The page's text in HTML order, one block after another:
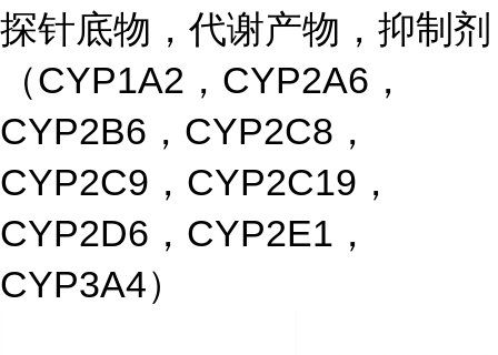
探针底物，代谢产物，抑制剂
（CYP1A2，CYP2A6，
CYP2B6，CYP2C8，
CYP2C9，CYP2C19，
CYP2D6，CYP2E1，
CYP3A4）